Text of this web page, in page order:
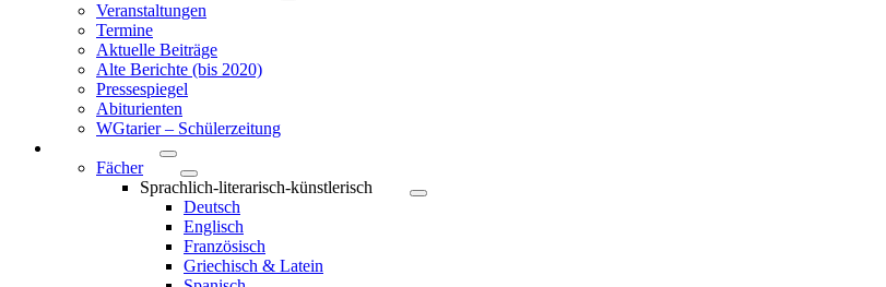
Veranstaltungen
Termine
Aktuelle Beiträge
Alte Berichte (bis 2020)
Pressespiegel
Abiturienten
WGtarier – Schülerzeitung
Fächer
Sprachlich-literarisch-künstlerisch
Deutsch
Englisch
Französisch
Griechisch & Latein